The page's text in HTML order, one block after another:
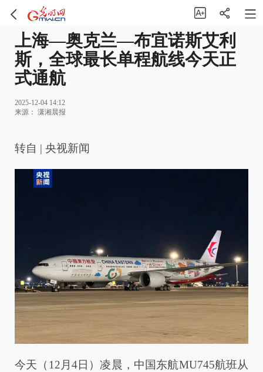
上海—奥克兰—布宜诺斯艾利
斯，全球最长单程航线今天正
式通航
2025-12-04 14:12
来源： 潇湘晨报
转自 | 央视新闻
今天（12月4日）凌晨，中国东航MU745航班从